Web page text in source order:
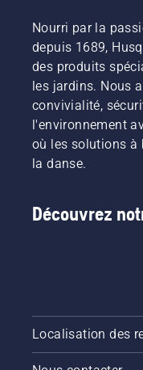
Nourri par la
depuis 1689,
des produits
les jardins. Nous
convivialité,
l'environnement
où les solutions à
la danse.
Découvrez
Localisation des